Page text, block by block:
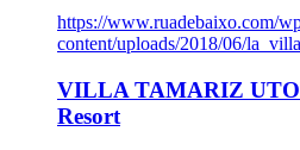
https://www.ruadebaixo.com/
content/uploads/2018/06/
VILLA TAMARIZ
Resort